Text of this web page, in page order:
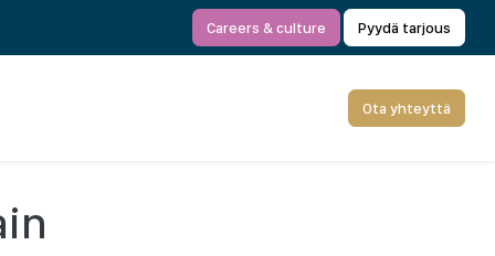
Careers & culture Pyydä tarjous
Ota yhteyttä